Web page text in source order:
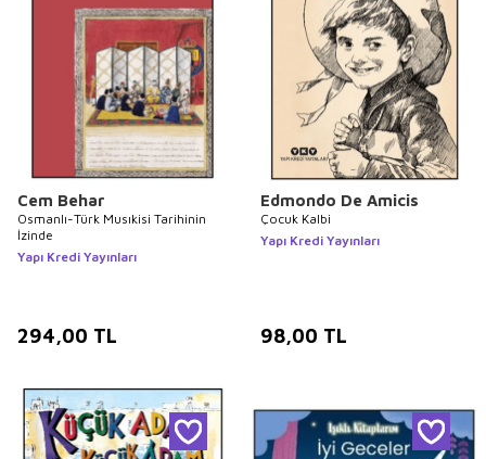
Cem Behar
Osmanlı-Türk Musıkisi Tarihinin
İzinde
Yapı Kredi Yayınları
294,00 TL
Edmondo De Amicis
Çocuk Kalbi
Yapı Kredi Yayınları
98,00 TL